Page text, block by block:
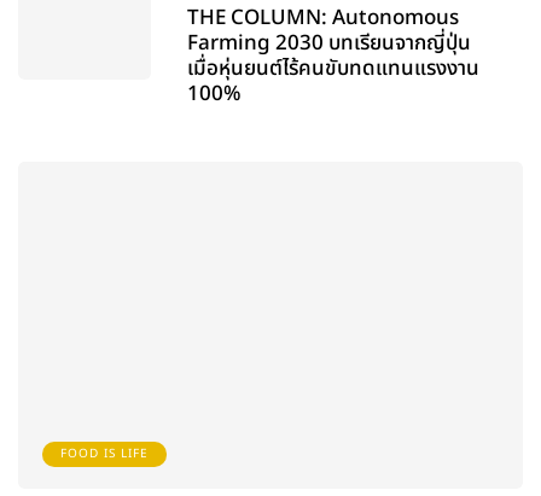
THE COLUMN: Autonomous
Farming 2030 บทเรียนจากญี่ปุ่น
เมื่อหุ่นยนต์ไร้คนขับทดแทนแรงงาน
100%
FOOD IS LIFE